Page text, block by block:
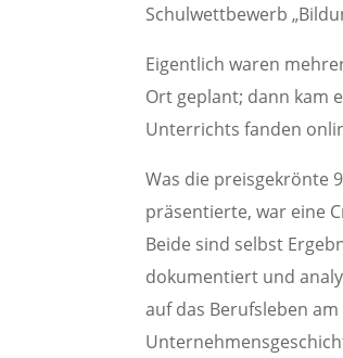
Schulwettbewerb
Eigentlich waren
Ort geplant; dann kam
Unterrichts fanden
Was die preisgekrönte
präsentierte, war eine
Beide sind selbst
dokumentiert und
auf das Berufsleben